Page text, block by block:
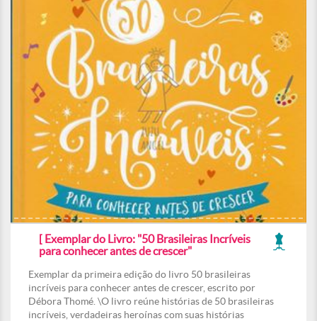
[ Exemplar do Livro: "50 Brasileiras Incríveis
para conhecer antes de crescer"
Exemplar da primeira edição do livro 50 brasileiras
incríveis para conhecer antes de crescer, escrito por
Débora Thomé. \O livro reúne histórias de 50 brasileiras
incríveis, verdadeiras heroínas com suas histórias